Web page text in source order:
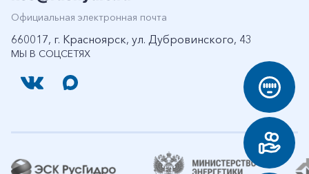
МЫ В СОЦСЕТЯХ
Официальная электронная почта
660017, г. Красноярск, ул. Дубровинского, 43